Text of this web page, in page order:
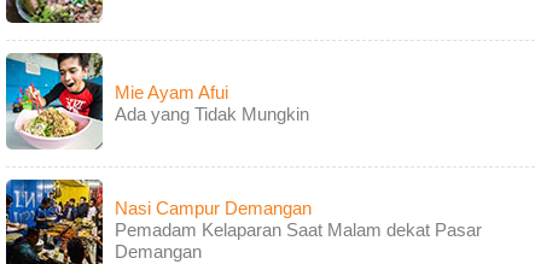
Mie Ayam Afui
Ada yang Tidak Mungkin
Nasi Campur Demangan
Pemadam Kelaparan Saat Malam dekat Pasar
Demangan